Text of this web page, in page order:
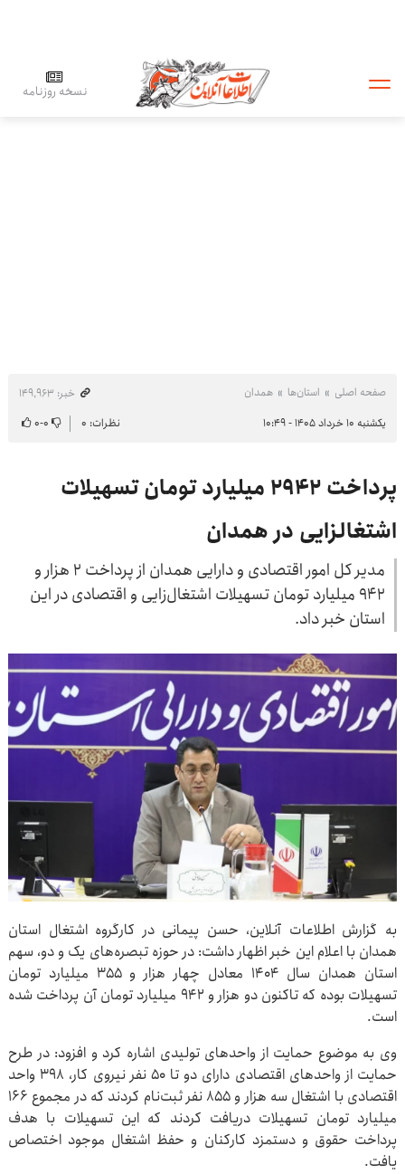
نسخه روزنامه
صفحه اصلی استان‌ها همدان
خبر: ۱۴۹٬۹۶۳
یکشنبه ۱۰ خرداد ۱۴۰۵ - ۱۰:۴۹
نظرات: ۰ ۰-۰
پرداخت ۲۹۴۲ میلیارد تومان تسهیلات
اشتغالزایی در همدان
مدیر کل امور اقتصادی و دارایی همدان از پرداخت ۲ هزار و
۹۴۲ میلیارد تومان تسهیلات اشتغال‌زایی و اقتصادی در این
استان خبر داد.
به گزارش اطلاعات آنلاین، حسن پیمانی در کارگروه اشتغال استان
همدان با اعلام این خبر اظهار داشت: در حوزه تبصره‌های یک و دو، سهم
استان همدان سال ۱۴۰۴ معادل چهار هزار و ۳۵۵ میلیارد تومان
تسهیلات بوده که تاکنون دو هزار و ۹۴۲ میلیارد تومان آن پرداخت شده
است.
وی به موضوع حمایت از واحدهای تولیدی اشاره کرد و افزود: در طرح
حمایت از واحدهای اقتصادی دارای دو تا ۵۰ نفر نیروی کار، ۳۹۸ واحد
اقتصادی با اشتغال سه هزار و ۸۵۵ نفر ثبت‌نام کردند که در مجموع ۱۶۶
میلیارد تومان تسهیلات دریافت کردند که این تسهیلات با هدف
پرداخت حقوق و دستمزد کارکنان و حفظ اشتغال موجود اختصاص
یافت.